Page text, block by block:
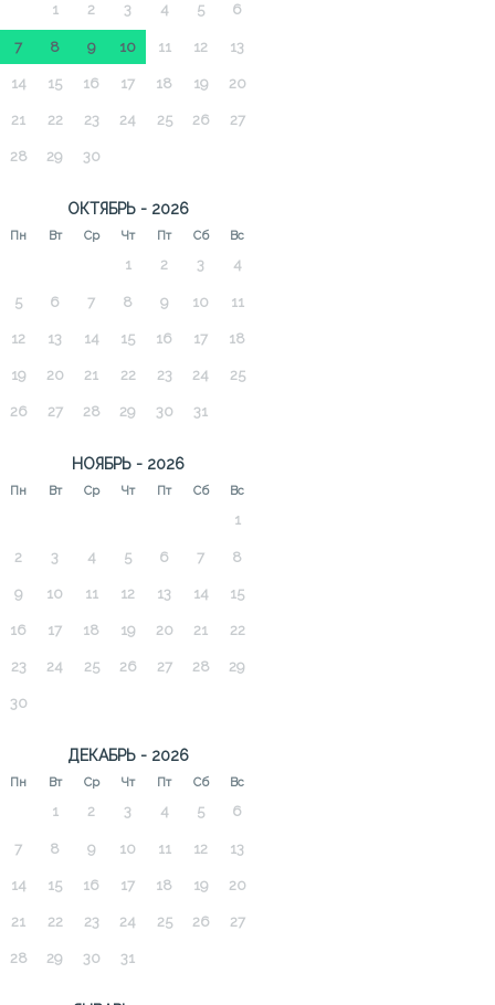
1 2 3 4 5 6
7 8 9 10 11 12 13
14 15 16 17 18 19 20
21 22 23 24 25 26 27
28 29 30
ОКТЯБРЬ - 2026
Пн Вт Ср Чт Пт Сб Вс
1 2 3 4
5 6 7 8 9 10 11
12 13 14 15 16 17 18
19 20 21 22 23 24 25
26 27 28 29 30 31
НОЯБРЬ - 2026
Пн Вт Ср Чт Пт Сб Вс
1
2 3 4 5 6 7 8
9 10 11 12 13 14 15
16 17 18 19 20 21 22
23 24 25 26 27 28 29
30
ДЕКАБРЬ - 2026
Пн Вт Ср Чт Пт Сб Вс
1 2 3 4 5 6
7 8 9 10 11 12 13
14 15 16 17 18 19 20
21 22 23 24 25 26 27
28 29 30 31